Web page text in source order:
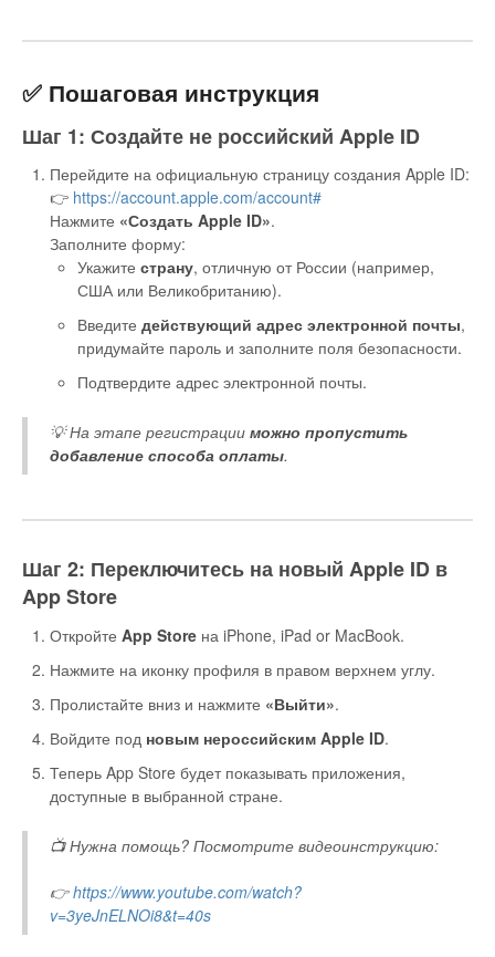
✅ Пошаговая инструкция
Шаг 1: Создайте не российский Apple ID
Перейдите на официальную страницу создания Apple ID:
👉 https://account.apple.com/account#
Нажмите «Создать Apple ID».
Заполните форму:
Укажите страну, отличную от России (например,
США или Великобританию).
Введите действующий адрес электронной почты,
придумайте пароль и заполните поля безопасности.
Подтвердите адрес электронной почты.
💡 На этапе регистрации можно пропустить
добавление способа оплаты.
Шаг 2: Переключитесь на новый Apple ID в
App Store
Откройте App Store на iPhone, iPad or MacBook.
Нажмите на иконку профиля в правом верхнем углу.
Пролистайте вниз и нажмите «Выйти».
Войдите под новым нероссийским Apple ID.
Теперь App Store будет показывать приложения,
доступные в выбранной стране.
📺 Нужна помощь? Посмотрите видеоинструкцию:
👉https://www.youtube.com/watch?
v=3yeJnELNOi8&t=40s